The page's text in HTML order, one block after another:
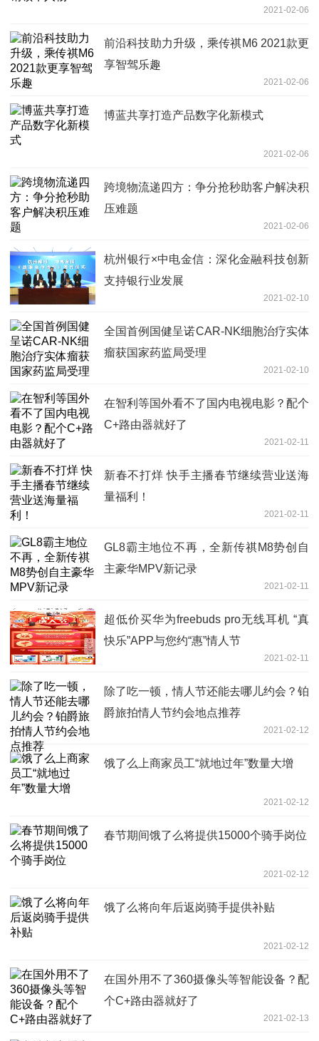
2021-02-06
前沿科技助力升级，乘传祺M6 2021款更
享智驾乐趣
2021-02-06
博蓝共享打造产品数字化新模式
2021-02-06
跨境物流递四方：争分抢秒助客户解决积
压难题
2021-02-06
杭州银行×中电金信：深化金融科技创新
支持银行业发展
2021-02-10
全国首例国健呈诺CAR-NK细胞治疗实体
瘤获国家药监局受理
2021-02-10
在智利等国外看不了国内电视电影？配个
C+路由器就好了
2021-02-11
新春不打烊 快手主播春节继续营业送海
量福利！
2021-02-11
GL8霸主地位不再，全新传祺M8势创自
主豪华MPV新记录
2021-02-11
超低价买华为freebuds pro无线耳机 “真
快乐”APP与您约“惠”情人节
2021-02-11
除了吃一顿，情人节还能去哪儿约会？铂
爵旅拍情人节约会地点推荐
2021-02-12
饿了么上商家员工“就地过年”数量大增
2021-02-12
春节期间饿了么将提供15000个骑手岗位
2021-02-12
饿了么将向年后返岗骑手提供补贴
2021-02-12
在国外用不了360摄像头等智能设备？配
个C+路由器就好了
2021-02-13